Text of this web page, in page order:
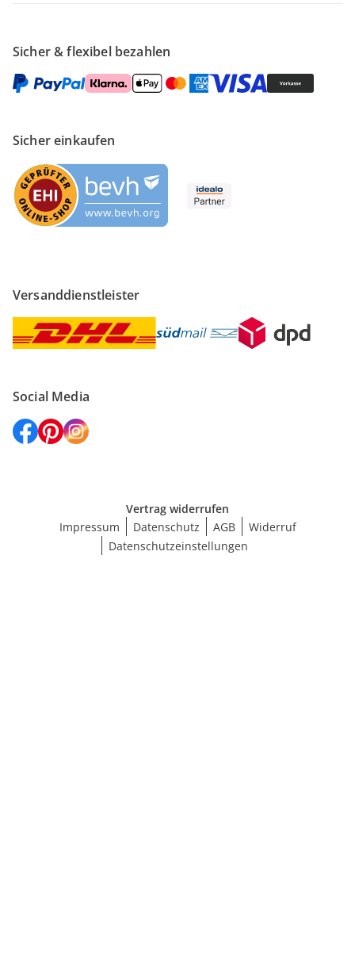
Sicher & flexibel bezahlen
Sicher einkaufen
Versanddienstleister
Social Media
Vertrag widerrufen
Impressum
Datenschutz AGB
Widerruf
Datenschutzeinstellungen